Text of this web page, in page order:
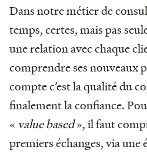
Dans notre métier de
temps, certes, mais pas
une relation avec chaque
comprendre ses nouveaux
compte c’est la qualité du
finalement la confiance.
« value based», il faut
premiers échanges, via une